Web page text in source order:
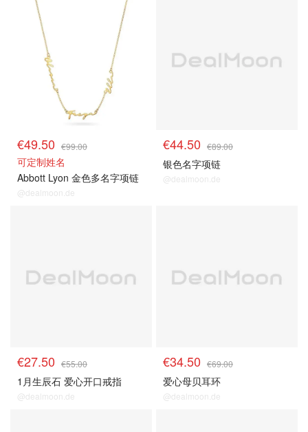
€49.50 €99.00
可定制姓名
Abbott Lyon 金色多名字项链
@dealmoon.de
€44.50 €89.00
银色名字项链
@dealmoon.de
€27.50 €55.00
1月生辰石 爱心开口戒指
@dealmoon.de
€34.50 €69.00
爱心母贝耳环
@dealmoon.de